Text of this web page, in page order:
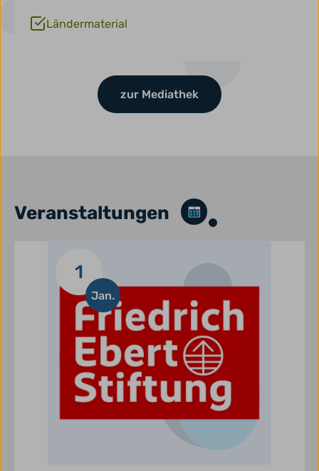
Ländermaterial
zur Mediathek
Veranstaltungen
1
Jan.